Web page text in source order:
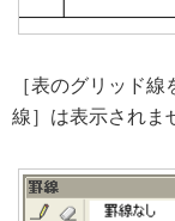
［表のグリッド
線］は表示されま